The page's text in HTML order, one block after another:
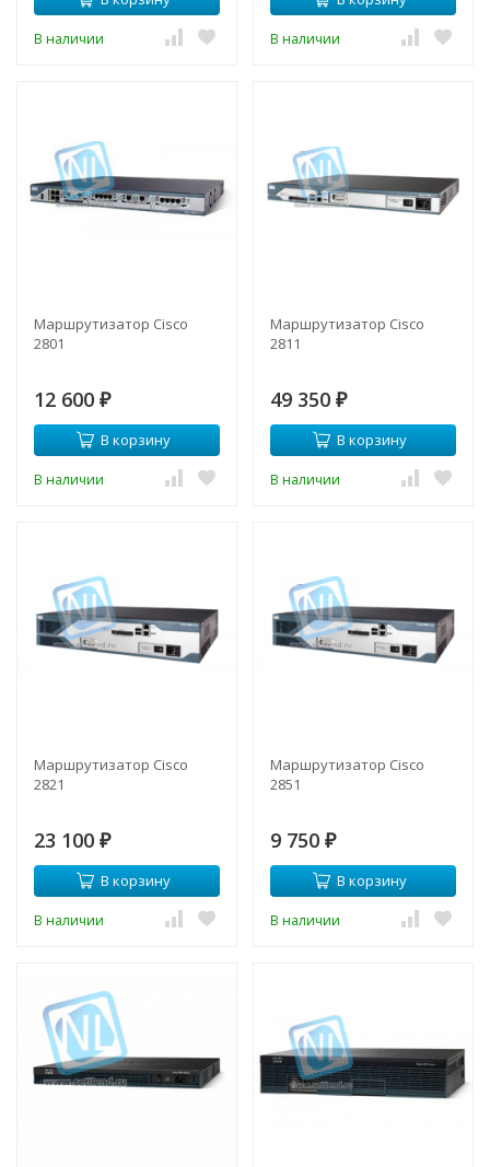
В наличии В наличии
Маршрутизатор Cisco
2801
12 600 ₽
В корзину
В наличии
Маршрутизатор Cisco
2811
49 350 ₽
В корзину
В наличии
Маршрутизатор Cisco
2821
23 100 ₽
В корзину
В наличии
Маршрутизатор Cisco
2851
9 750 ₽
В корзину
В наличии